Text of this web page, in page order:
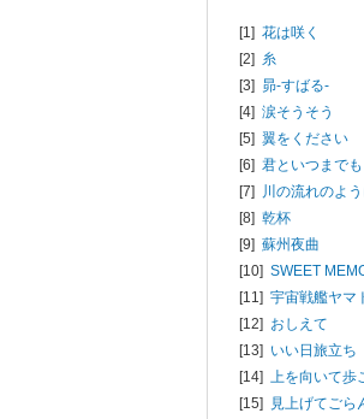
[1] 花は咲く
[2] 糸
[3] 昴-すばる-
[4] 涙そうそう
[5] 翼をください
[6] 君といつまでも
[7] 川の流れのよ
[8] 乾杯
[9] 蘇州夜曲
[10] SWEET
[11] 宇宙戦艦ヤマ
[12] おしえて
[13] いい日旅立ち
[14] 上を向いて歩
[15] 見上げてごら